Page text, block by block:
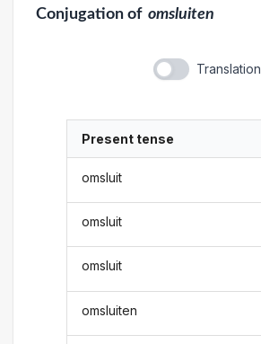
Conjugationof omsluiten
Translation
Present tense
omsluit
omsluit
omsluit
omsluiten